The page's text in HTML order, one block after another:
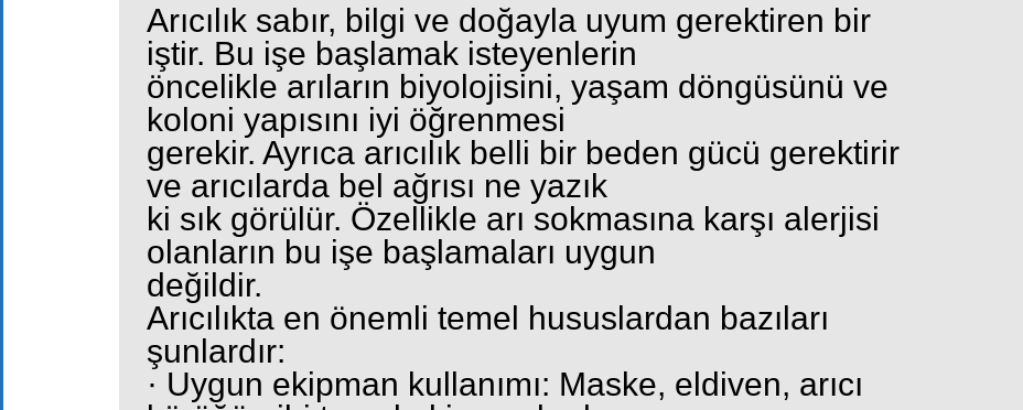
Arıcılık sabır, bilgi ve doğayla uyum gerektiren bir
iştir. Bu işe başlamak isteyenlerin
öncelikle arıların biyolojisini, yaşam döngüsünü ve
koloni yapısını iyi öğrenmesi
gerekir. Ayrıca arıcılık belli bir beden gücü gerektirir
ve arıcılarda bel ağrısı ne yazık
ki sık görülür. Özellikle arı sokmasına karşı alerjisi
olanların bu işe başlamaları uygun
değildir.
Arıcılıkta en önemli temel hususlardan bazıları
şunlardır:
· Uygun ekipman kullanımı: Maske, eldiven, arıcı